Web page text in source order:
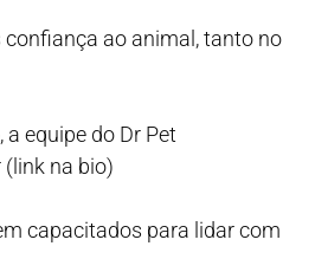
ao animal, tanto no
equipe do Dr Pet
na bio)
capacitados para lidar com